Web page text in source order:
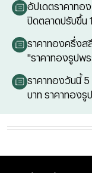
อัปเดตราคาทอ
ปิดตลาดปรับขึ้น
ราคาทองครึ่งส
"ราคาทองรูปพ
ราคาทองวันนี้
บาท ราคาทอง